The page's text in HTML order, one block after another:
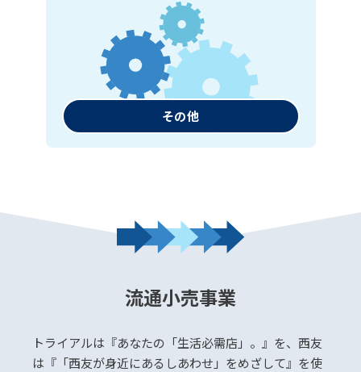
その他
流通小売事業
トライアルは『あなたの「生活必需店」。』を、西友
は『「西友が身近にあるしあわせ」をめざして』を使